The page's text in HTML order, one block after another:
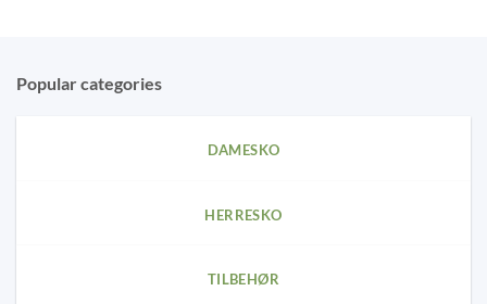
The
Popular categories
DAMESKO
HERRESKO
TILBEHØR